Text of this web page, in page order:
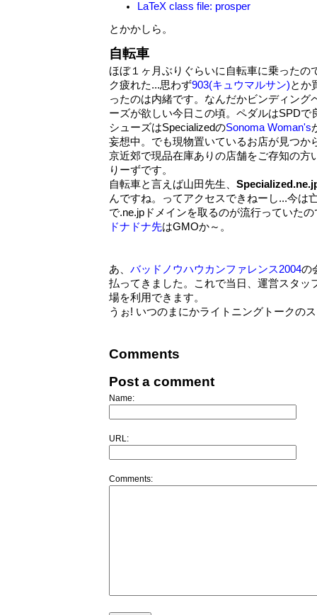
LaTeX class file: prosper
とかかしら。
自転車
ほぼ１ヶ月ぶりぐらいに自転車に乗ったの
ク疲れた...思わず903(キュウマルサン)とか
ったのは内緒です。なんだかビンディング
ーズが欲しい今日この頃。ペダルはSPDで
シューズはSpecializedのSonoma Woman's
妄想中。でも現物置いているお店が見つか
京近郊で現品在庫ありの店舗をご存知の方
りーずです。
自転車と言えば山田先生、
んですね。ってアクセスできねーし...今は
で.ne.jpドメインを取るのが流行っていた
ドナドナ先はGMOか～。
あ、 バッドノウハウカンファレンス2004の
払ってきました。これで当日、運営スタッ
場を利用できます。
うぉ! いつのまにかライトニングトークの
Comments
Post a comment
Name:
URL:
Comments: